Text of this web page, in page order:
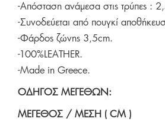
-Απόσταση ανάμεσα στις τρύπες :
-Συνοδεύεται από πουγκί
-Φάρδος ζώνης 3,5cm.
-100%LEATHER.
-Made in Greece.
ΟΔΗΓΟΣ ΜΕΓΕΘΩΝ:
ΜΕΓEΘΟΣ / ΜΕΣΗ ( CM )